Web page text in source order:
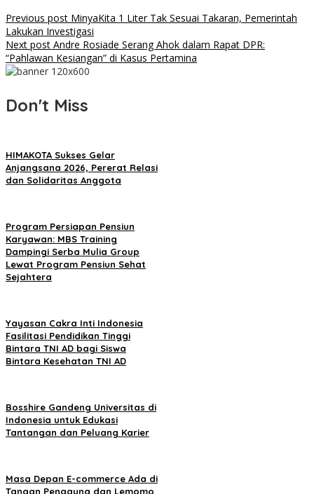
Previous post MinyaKita 1 Liter Tak Sesuai Takaran, Pemerintah
Lakukan Investigasi
Next post Andre Rosiade Serang Ahok dalam Rapat DPR:
“Pahlawan Kesiangan” di Kasus Pertamina
Don't Miss
HIMAKOTA Sukses Gelar
Anjangsana 2026, Pererat Relasi
dan Solidaritas Anggota
Program Persiapan Pensiun
Karyawan: MBS Training
Dampingi Serba Mulia Group
Lewat Program Pensiun Sehat
Sejahtera
Yayasan Cakra Inti Indonesia
Fasilitasi Pendidikan Tinggi
Bintara TNI AD bagi Siswa
Bintara Kesehatan TNI AD
Bosshire Gandeng Universitas di
Indonesia untuk Edukasi
Tantangan dan Peluang Karier
Masa Depan E-commerce Ada di
Tangan Pengguna dan Lemomo